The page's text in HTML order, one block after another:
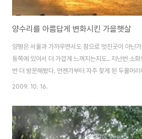
양수리를 아름답게 변화시킨 가을햇살
양평은 서울과 가까우면서도 참으로 멋진곳이 아닌
동쪽에 있어서 더 가깝게 느껴지는지도.. 지난번 소
번 더 방문해봤다. 언젠가부터 자주 찾게 된 두물머
어나고 있고, 이른 시각인데도 도로에는 벌써 차들이
론 핑계다 ㅡ.ㅡ; ) 물안개도 자주 보질 못했으나 이
현상을 눈으로보고 다시 사진으로 담을 수 있다는게
시 하늘을 바라보니 멋진 주말 아침이라고 환하게 비
2009. 10. 16.